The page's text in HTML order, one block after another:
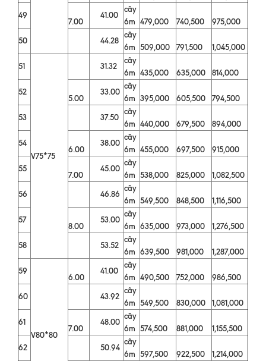
49
7.00
41.00
cây
6m 479,000 740,500
975,000
50
44.28
cây
6m 509,000 791,500
1,045,000
51
V75*75
31.32
cây
6m 435,000 635,000
814,000
52
5.00
33.00
cây
6m 395,000 605,500
794,500
53
37.50
cây
6m 440,000 679,500
894,000
54
6.00
38.00
cây
6m 455,000 697,500
915,000
55
7.00
45.00
cây
6m 538,000 825,000
1,082,500
56
46.86
cây
6m 549,500 848,500
1,116,500
57
8.00
53.00
cây
6m 635,000 973,000
1,276,500
58
53.52
cây
6m 639,500 981,000
1,287,000
59
V80*80
6.00
41.00
cây
6m 490,500 752,000
986,500
60
43.92
cây
6m 549,500 830,000
1,081,000
61
7.00
48.00
cây
6m 574,500 881,000
1,155,500
62
50.94
cây
6m 597,500 922,500
1,214,000